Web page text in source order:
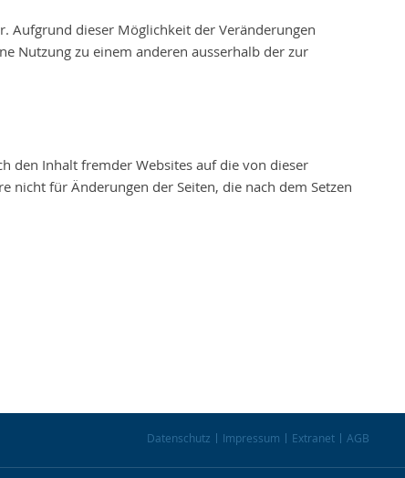
Aufgrund dieser Möglichkeit der Veränderungen
Nutzung zu einem anderen ausserhalb der zur
den Inhalt fremder Websites auf die von dieser
für Änderungen der Seiten, die nach dem Setzen
Datenschutz Impressum Extranet AGB